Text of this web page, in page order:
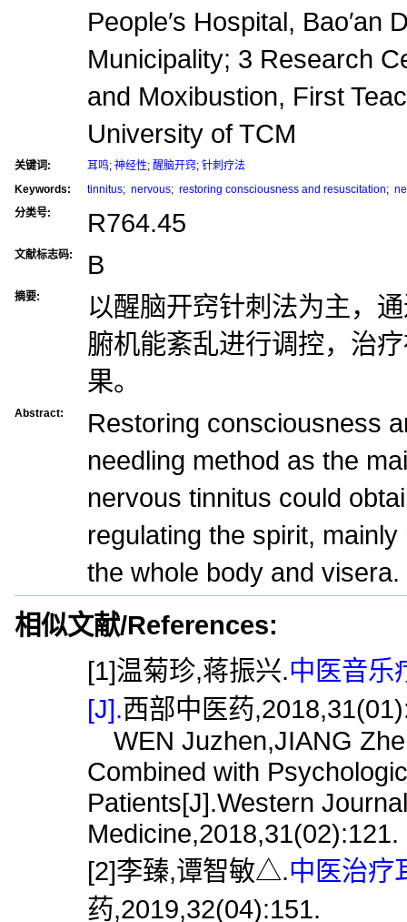
People′s Hospital, Bao′an
Municipality; 3 Research
and Moxibustion, First
University of TCM
关键词: 耳鸣; 神经性; 醒脑开窍; 针刺疗法
Keywords:
tinnitus; nervous; restoring consciousness and resuscitation;
分类号:
R764.45
文献标志码: B
摘要:
以醒脑开窍针刺法为主，
腑机能紊乱进行调控，治
果。
Abstract:
Restoring consciousness
needling method as the
nervous tinnitus could
regulating the spirit,
the whole body and visera.
相似文献/References:
[1]温菊珍,蒋振兴.中医音乐
[J].西部中医药
WEN Juzhen,JIANG
Combined with
Patients[J].Western
Medicine,2018,31(02):121.
[2]李臻,谭智敏△.中医治疗
药,2019,32(04):151.